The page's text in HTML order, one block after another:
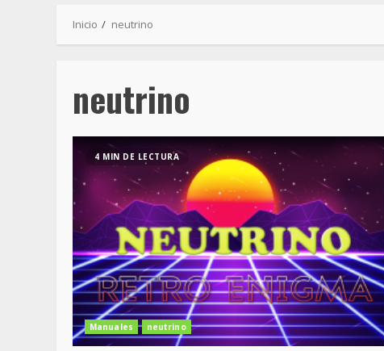
Inicio neutrino
neutrino
4 MIN DE LECTURA
Manuales neutrino